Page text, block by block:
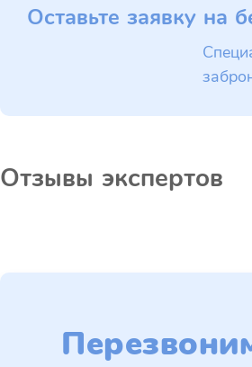
Оставьте заявку на
Отзывы экспертов